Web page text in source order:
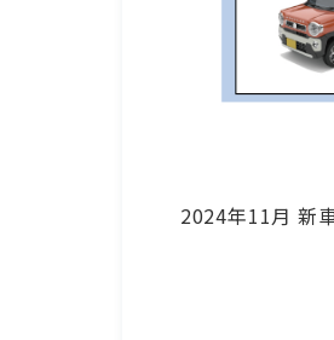
2024年11月 新